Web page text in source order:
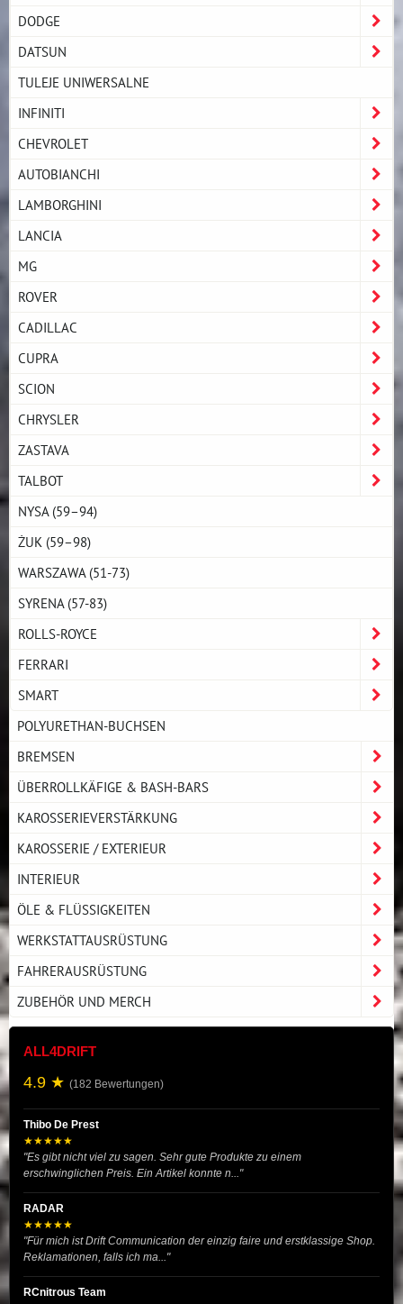
DODGE
DATSUN
TULEJE UNIWERSALNE
INFINITI
CHEVROLET
AUTOBIANCHI
LAMBORGHINI
LANCIA
MG
ROVER
CADILLAC
CUPRA
SCION
CHRYSLER
ZASTAVA
TALBOT
NYSA (59–94)
ŻUK (59–98)
WARSZAWA (51-73)
SYRENA (57-83)
ROLLS-ROYCE
FERRARI
SMART
POLYURETHAN-BUCHSEN
BREMSEN
ÜBERROLLKÄFIGE & BASH-BARS
KAROSSERIEVERSTÄRKUNG
KAROSSERIE / EXTERIEUR
INTERIEUR
ÖLE & FLÜSSIGKEITEN
WERKSTATTAUSRÜSTUNG
FAHRERAUSRÜSTUNG
ZUBEHÖR UND MERCH
ALL4DRIFT
4.9 ★ (182 Bewertungen)
Thibo De Prest
★★★★★
"Es gibt nicht viel zu sagen. Sehr gute Produkte zu einem
erschwinglichen Preis. Ein Artikel konnte n..."
RADAR
★★★★★
"Für mich ist Drift Communication der einzig faire und erstklassige Shop.
Reklamationen, falls ich ma..."
RCnitrous Team